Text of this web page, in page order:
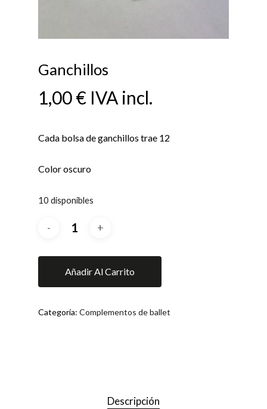
Ganchillos
1,00€ IVA incl.
Cada bolsa de ganchillos trae 12
Color oscuro
10 disponibles
Añadir Al Carrito
Categoría: Complementos de ballet
Descripción